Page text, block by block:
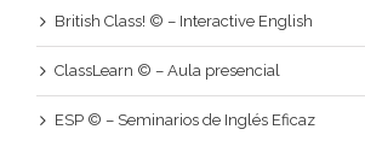
British Class! © – Interactive English
ClassLearn © – Aula presencial
ESP © – Seminarios de Inglés Eficaz